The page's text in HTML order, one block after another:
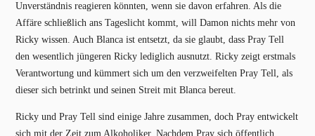
Unverständnis reagieren könnten, wenn sie davon erfahren. Als die
Affäre schließlich ans Tageslicht kommt, will Damon nichts mehr von
Ricky wissen. Auch Blanca ist entsetzt, da sie glaubt, dass Pray Tell
den wesentlich jüngeren Ricky lediglich ausnutzt. Ricky zeigt erstmals
Verantwortung und kümmert sich um den verzweifelten Pray Tell, als
dieser sich betrinkt und seinen Streit mit Blanca bereut.
Ricky und Pray Tell sind einige Jahre zusammen, doch Pray entwickelt
sich mit der Zeit zum Alkoholiker. Nachdem Pray sich öffentlich